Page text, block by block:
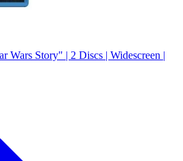
Wars Story" | 2 Discs | Widescreen |